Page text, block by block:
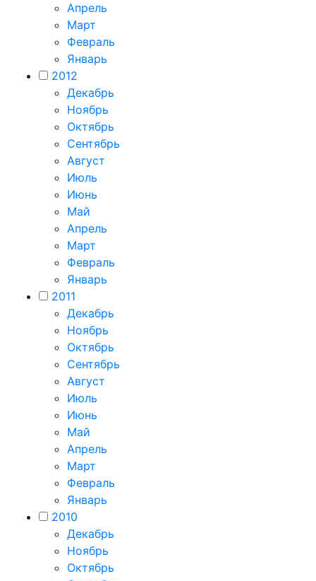
Апрель
Март
Февраль
Январь
2012
Декабрь
Ноябрь
Октябрь
Сентябрь
Август
Июль
Июнь
Май
Апрель
Март
Февраль
Январь
2011
Декабрь
Ноябрь
Октябрь
Сентябрь
Август
Июль
Июнь
Май
Апрель
Март
Февраль
Январь
2010
Декабрь
Ноябрь
Октябрь